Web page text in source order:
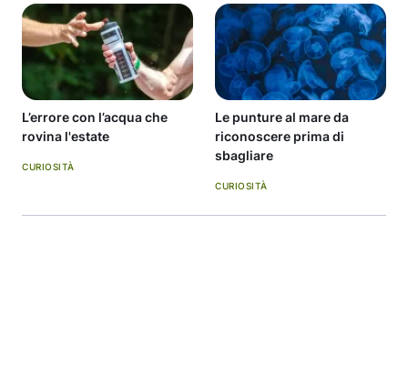
L’errore con l’acqua che
rovina l'estate
CURIOSITÀ
Le punture al mare da
riconoscere prima di
sbagliare
CURIOSITÀ